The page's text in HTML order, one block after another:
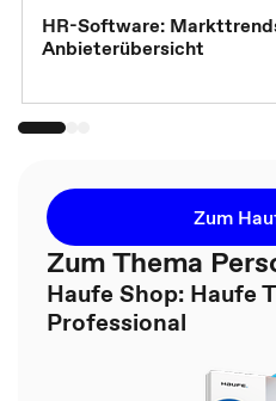
HR-Software:
Anbieterübersicht
Zum
Zum Thema
Haufe Shop: Haufe
Professional